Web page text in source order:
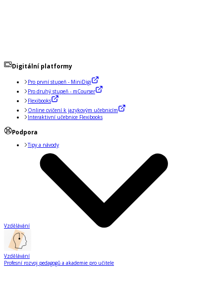
Digitální platformy
Pro první stupeň - MiniDigi
Pro druhý stupeň - mCourser
Flexibooks
Online cvičení k jazykovým učebnicím
Interaktivní učebnice Flexibooks
Podpora
Tipy a návody
Vzdělávání
Vzdělávání
Profesní rozvoj pedagogů a akademie pro učitele